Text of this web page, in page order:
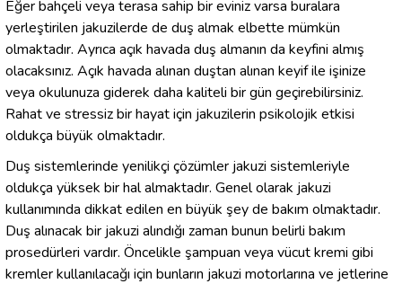
Eğer bahçeli veya terasa sahip bir eviniz varsa buralara
yerleştirilen jakuzilerde de duş almak elbette mümkün
olmaktadır. Ayrıca açık havada duş almanın da keyfini almış
olacaksınız. Açık havada alınan duştan alınan keyif ile işinize
veya okulunuza giderek daha kaliteli bir gün geçirebilirsiniz.
Rahat ve stressiz bir hayat için jakuzilerin psikolojik etkisi
oldukça büyük olmaktadır.
Duş sistemlerinde yenilikçi çözümler jakuzi sistemleriyle
oldukça yüksek bir hal almaktadır. Genel olarak jakuzi
kullanımında dikkat edilen en büyük şey de bakım olmaktadır.
Duş alınacak bir jakuzi alındığı zaman bunun belirli bakım
prosedürleri vardır. Öncelikle şampuan veya vücut kremi gibi
kremler kullanılacağı için bunların jakuzi motorlarına ve jetlerine